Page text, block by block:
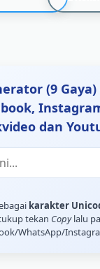
(9
dan
karakter
tekan Copylalu
WhatsApp/